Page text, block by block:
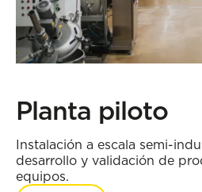
Planta piloto
Instalación a escala semi-
desarrollo y validación de
equipos.